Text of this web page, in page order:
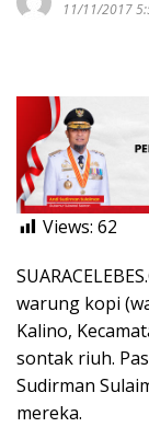
11/11/2017
Views: 62
warung kopi
Kalino,
sontak riuh.
Sudirman
mereka.